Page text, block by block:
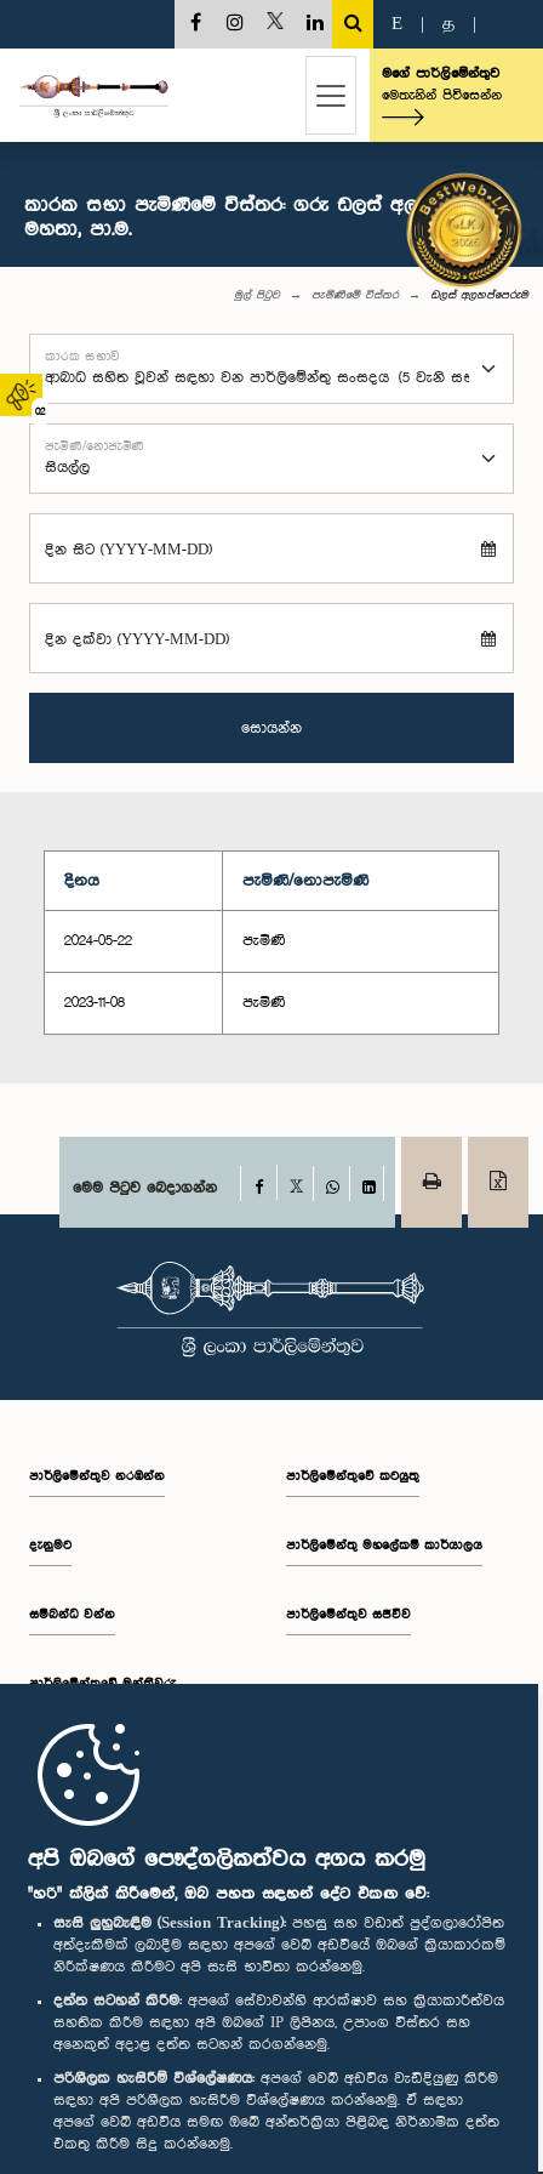
අපි ඔබගේ පෞද්ගලිකත්වය අගය කරමු
"හරි" ක්ලික් කිරීමෙන්, ඔබ පහත සඳහන් දේට එකඟ වේ:
සැසි ලුහුබැඳීම (Session Tracking): පහසු සහ වඩාත් පුද්ගලාරෝපිත
අත්දැකීමක් ලබාදීම සඳහා අපගේ වෙබ් අඩවියේ ඔබගේ ක්‍රියාකාරකම්
නිරීක්ෂණය කිරීමට අපි සැසි භාවිතා කරන්නෙමු.
දත්ත සටහන් කිරීම: අපගේ සේවාවන්හි ආරක්ෂාව සහ ක්‍රියාකාරීත්වය
සහතික කිරීම සඳහා අපි ඔබගේ IP ලිපිනය, උපාංග විස්තර සහ
අනෙකුත් අදාළ දත්ත සටහන් කරගන්නෙමු.
පරිශීලක හැසිරීම් විශ්ලේෂණය: අපගේ වෙබ් අඩවිය වැඩිදියුණු කිරීම
සඳහා අපි පරිශීලක හැසිරීම විශ්ලේෂණය කරන්නෙමු. ඒ සඳහා
අපගේ වෙබ් අඩවිය සමඟ ඔබේ අන්තර්ක්‍රියා පිළිබඳ නිර්නාමික දත්ත
එකතු කිරීම සිදු කරන්නෙමු.
02
E த
මගේ පාර්ලිමේන්තුව
මෙතැනින් පිවිසෙන්න
කාරක සභා පැමිණීමේ විස්තර: ගරු ඩලස් අලහප්පෙරුම
මහතා, පා.ම.
මුල් පිටුව පැමිණීමේ විස්තර ඩලස් අලහප්පෙරුම
කාරක සභාව
පැමිණි/නොපැමිණි
දින සිට (YYYY-MM-DD)
දින දක්වා (YYYY-MM-DD)
සොයන්න
දිනය පැමිණි/නොපැමිණි
2024-05-22 පැමිණි
2023-11-08 පැමිණි
මෙම පිටුව බෙදාගන්න Facebook
WhatsAppLinkedIn
පාර්ලි‌මේන්තුව නරඹන්න
දැනුමට
සම්බන්ධ වන්න
පාර්ලි‌මේන්තුවේ මන්ත්‍රීවරු
මුල් පිටුව
පාර්ලිමේන්තුවේ කටයුතු
පාර්ලිමේන්තු මහලේකම් කාර්යාලය
පාර්ලිමේන්තුව සජීවීව
පාර්ලිමේන්තු ජංගම යෙදුම
අප හා සම්බන්ධ වී සිටින්න :
සම්මාන
පෞද්ගලිකත්ව ප්‍රතිපත්තිය